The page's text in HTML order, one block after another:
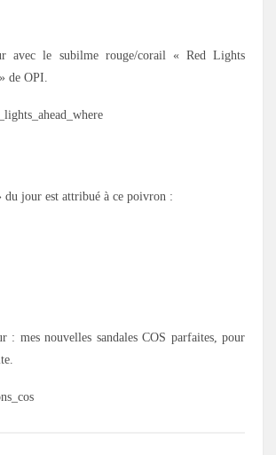
avec le subilme rouge/corail « Red Lights
de OPI.
jour est attribué à ce poivron :
: mes nouvelles sandales COS parfaites, pour